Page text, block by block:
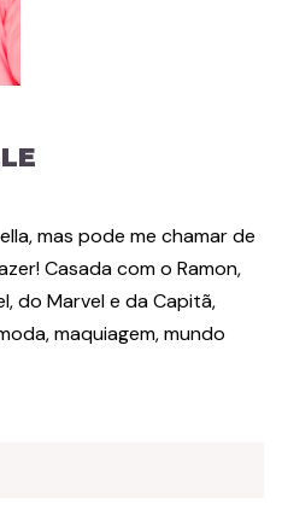
mas pode me chamar de
Casada com o Ramon,
do Marvel e da Capitã,
maquiagem, mundo